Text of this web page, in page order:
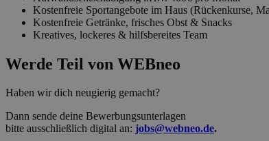
Kostenfreie Sportangebote im Haus (Rückenkurse,
Kostenfreie Getränke, frisches Obst & Snacks
Kreatives, lockeres & hilfsbereites Team
Werde Teil von WEBneo
Haben wir dich neugierig gemacht?
Dann sende deine Bewerbungsunterlagen
bitte ausschließlich digital an: jobs@webneo.de.